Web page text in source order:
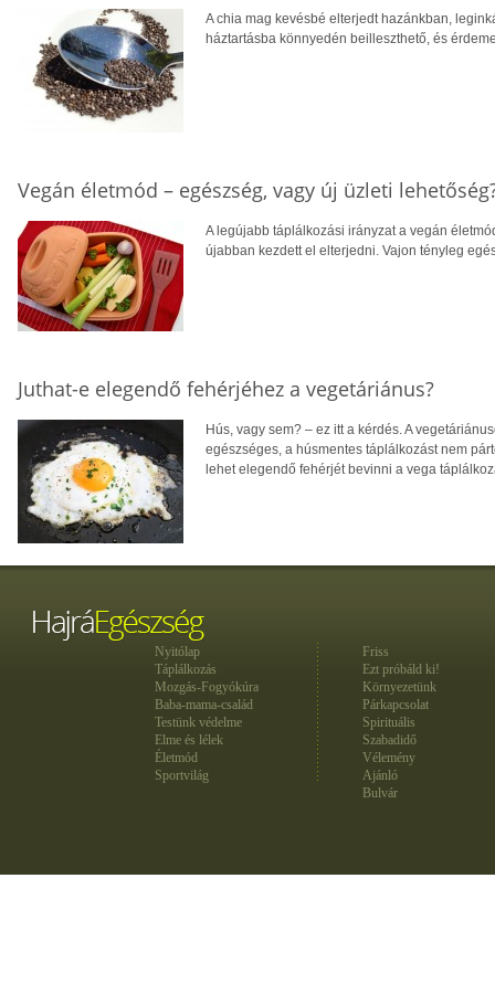
A chia mag kevésbé elterjedt hazánkban,
háztartásba könnyedén beilleszthető, és
Vegán életmód – egészség, vagy új üzleti
A legújabb táplálkozási irányzat a vegán
újabban kezdett el elterjedni. Vajon tényleg
Juthat-e elegendő fehérjéhez a vegetáriánus?
Hús, vagy sem? – ez itt a kérdés. A
egészséges, a húsmentes táplálkozást nem
lehet elegendő fehérjét bevinni a vega
Nyitólap
Táplálkozás
Mozgás-Fogyókúra
Baba-mama-család
Testünk védelme
Elme és lélek
Életmód
Sportvilág
Friss
Ezt próbáld ki!
Környezetünk
Párkapcsolat
Spirituális
Szabadidő
Vélemény
Ajánló
Bulvár